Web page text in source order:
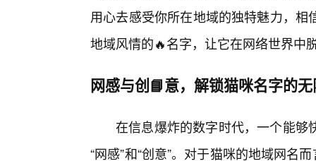
用心去感受你所在地域的独特魅力，
地域风情的🔥名字，让它在网络世界中
网感与创📘意，解锁猫咪名字的
在信息爆炸的数字时代，一个能够
“网感”和“创意”。对于猫咪的地域网名